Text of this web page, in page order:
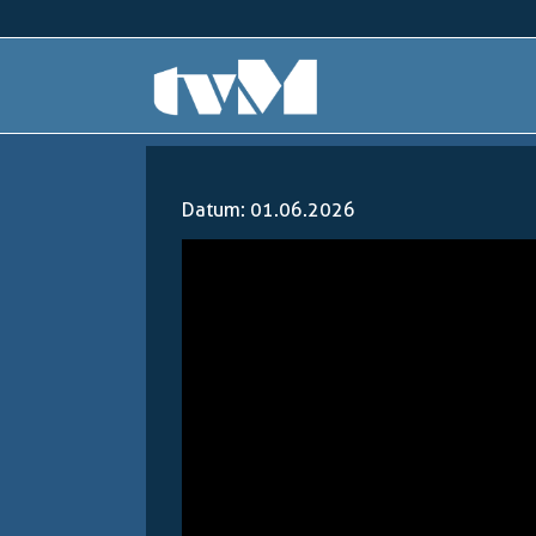
Datum: 01.06.2026